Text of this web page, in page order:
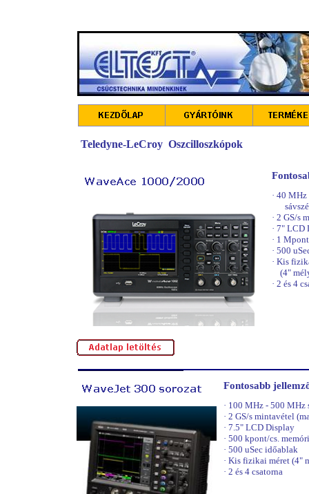
Teledyne-LeCroy Oszcilloszkópok
Fontosabb
· 100 MHz - 500 MHz
· 2 GS/s mintavétel
· 7.5" LCD Display
· 500 kpont/cs.
· 500 uSec időablak
· Kis fizikai méret (4"
· 2 és 4 csatorna
· 40 MHz
· 2 GS/s
· 7" LCD
· 1
· 500
· Kis
(4"
· 2 és 4